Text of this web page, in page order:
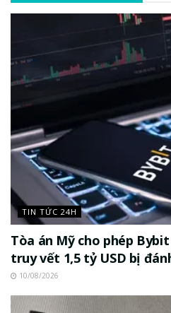
TIN TỨC 24H
Tòa án Mỹ cho phép
truy vết 1,5 tỷ USD bị
10/08/2026